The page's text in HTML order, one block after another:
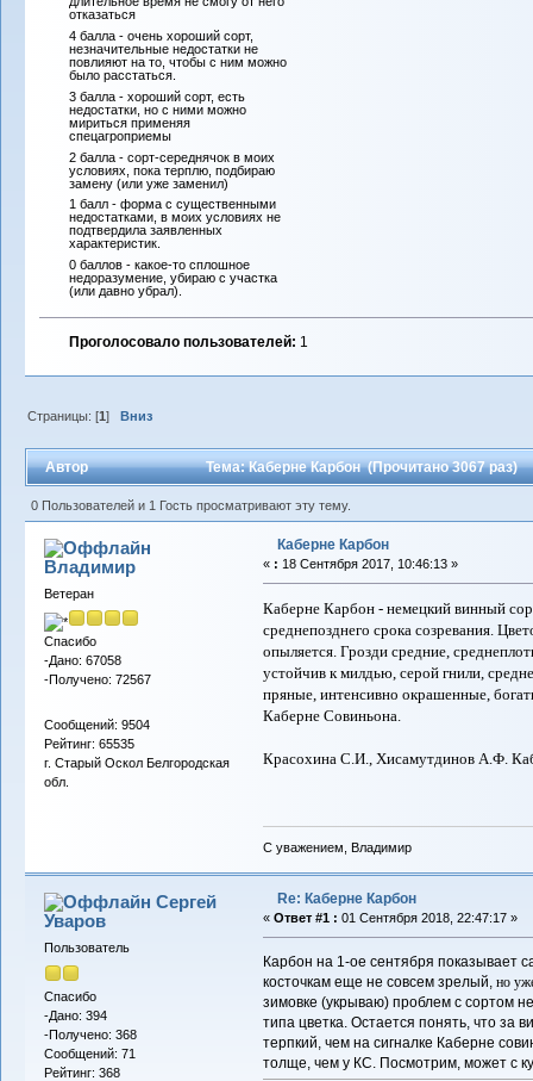
отказаться
4 балла - очень хороший сорт,
незначительные недостатки не
повлияют на то, чтобы с ним можно
было расстаться.
3 балла - хороший сорт, есть
недостатки, но с ними можно
мириться применяя
спецагроприемы
2 балла - сорт-середнячок в моих
условиях, пока терплю, подбираю
замену (или уже заменил)
1 балл - форма с существенными
недостатками, в моих условиях не
подтвердила заявленных
характеристик.
0 баллов - какое-то сплошное
недоразумение, убираю с участка
(или давно убрал).
Проголосовало пользователей: 1
Страницы: [1]Вниз
Автор Тема: Каберне Карбон (Прочитано 3067 раз)
0 Пользователей и 1 Гость просматривают эту тему.
Владимиp
Ветеран
Спасибо
-Дано: 67058
-Получено: 72567
Сообщений: 9504
Рейтинг: 65535
г. Старый Оскол Белгородская
обл.
Каберне Карбон
« : 18 Сентября 2017, 10:46:13 »
Каберне Карбон - немецкий винный
среднепозднего срока созревания.
опыляется. Грозди средние,
устойчив к милдью, серой гнили,
пряные, интенсивно окрашенные,
Каберне Совиньона.
Красохина С.И., Хисамутдинов А.Ф.
С уважением, Владимир
Сергей
Уваров
Пользователь
Спасибо
-Дано: 394
-Получено: 368
Сообщений: 71
Рейтинг: 368
Re: Каберне Карбон
« Ответ #1 : 01 Сентября 2018, 22:47:17 »
Карбон на 1-ое сентября показывает
косточкам еще не совсем зрелый, но
зимовке (укрываю) проблем с сортом
типа цветка. Остается понять, что за
терпкий, чем на сигналке Каберне
толще, чем у КС. Посмотрим, может с